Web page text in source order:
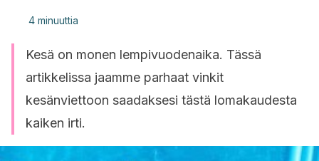
4 minuuttia
Kesä on monen lempivuodenaika. Tässä
artikkelissa jaamme parhaat vinkit
kesänviettoon saadaksesi tästä lomakaudesta
kaiken irti.